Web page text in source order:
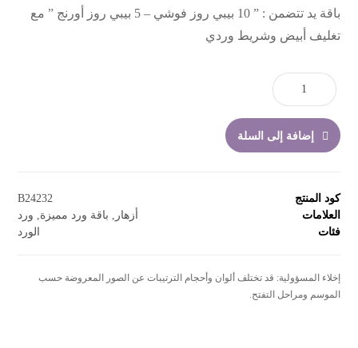
باقة يد تتضمن : ” 10 بيبي روز فوشي – 5 بيبي روز أورنج ” مع
تغليف أبيض وشريط وردي
إضافة إلى السلة
كود المنتج
B24232
العلامات
أزهار باقة ورد مميزة
ورد
فئات
الورد
إخلاء المسؤولية: قد تختلف ألوان وأحجام الترتيبات عن الصور المعروضة حسب
الموسم ومراحل التفتح.